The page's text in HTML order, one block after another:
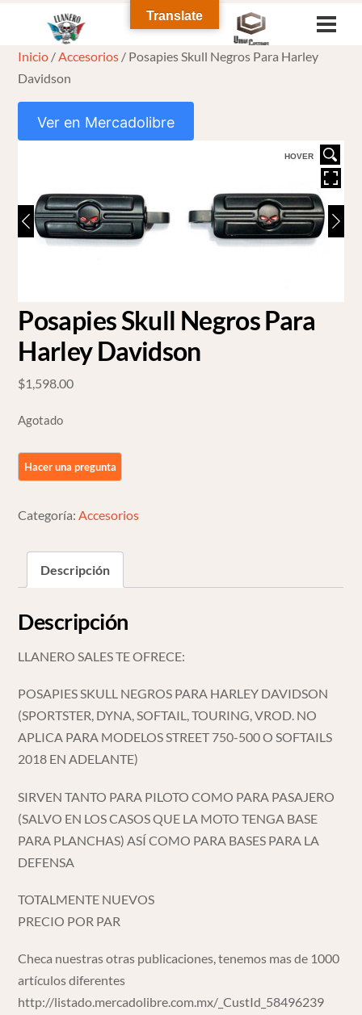
content
Inicio /Accesorios / Posapies Skull Negros Para Harley
Davidson
Ver en Mercadolibre
HOVER
Posapies Skull Negros Para
Harley Davidson
$1,598.00
Agotado
Categoría: Accesorios
Descripción
Descripción
LLANERO SALES TE OFRECE:
POSAPIES SKULL NEGROS PARA HARLEY DAVIDSON
(SPORTSTER, DYNA, SOFTAIL, TOURING, VROD. NO
APLICA PARA MODELOS STREET 750-500 O SOFTAILS
2018 EN ADELANTE)
SIRVEN TANTO PARA PILOTO COMO PARA PASAJERO
(SALVO EN LOS CASOS QUE LA MOTO TENGA BASE
PARA PLANCHAS) ASÍ COMO PARA BASES PARA LA
DEFENSA
TOTALMENTE NUEVOS
PRECIO POR PAR
Checa nuestras otras publicaciones, tenemos mas de 1000
artículos diferentes
http://listado.mercadolibre.com.mx/_CustId_58496239
Translate